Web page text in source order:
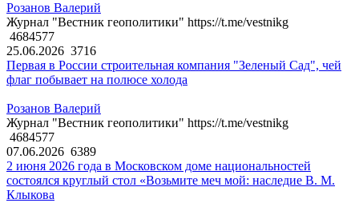
Розанов Валерий
Журнал "Вестник геополитики" https://t.me/vestnikg
4684577
25.06.2026 3716
Первая в России строительная компания "Зеленый Сад", чей
флаг побывает на полюсе холода
Розанов Валерий
Журнал "Вестник геополитики" https://t.me/vestnikg
4684577
07.06.2026 6389
2 июня 2026 года в Московском доме национальностей
состоялся круглый стол «Возьмите меч мой: наследие В. М.
Клыкова